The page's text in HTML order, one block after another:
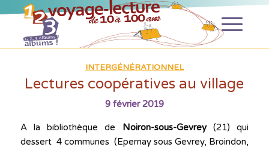
INTERGÉNÉRATIONNEL
Lectures coopératives au village
9 février 2019
A la bibliothèque de Noiron-sous-Gevrey(21) qui
dessert 4 communes (Epernay sous Gevrey, Broindon,